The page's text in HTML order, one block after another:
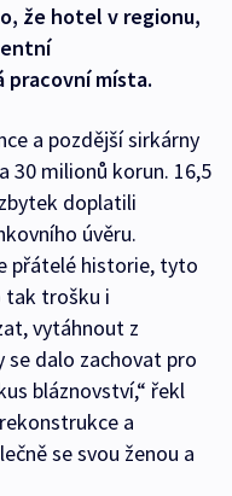
že hotel v regionu,
místa.
a pozdější sirkárny
30 milionů korun. 16,5
doplatili
úvěru.
přátelé historie, tyto
tak trošku i
vytáhnout z
se dalo zachovat pro
bláznovství,“ řekl
a
se svou ženou a